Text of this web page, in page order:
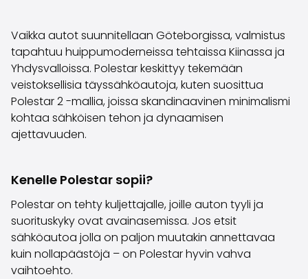
Saka Select
Uutiset ja kampanjat
Toimipisteet
Yritys
Saka Finland Oy
Hallinto
Ostotiimi
Laskutustiedot
Medialle
Kokemuksia Sakasta
Reklamaatiot
Vaikka autot suunnitellaan Göteborgissa, valmistus
tapahtuu huippumoderneissa tehtaissa Kiinassa ja
Yhdysvalloissa. Polestar keskittyy tekemään
veistoksellisia täyssähköautoja, kuten suosittua
Polestar 2 -mallia, joissa skandinaavinen minimalismi
kohtaa sähköisen tehon ja dynaamisen
ajettavuuden.
Kenelle Polestar sopii?
Polestar on tehty kuljettajalle, joille auton tyyli ja
suorituskyky ovat avainasemissa. Jos etsit
sähköautoa jolla on paljon muutakin annettavaa
kuin nollapäästöjä – on Polestar hyvin vahva
vaihtoehto.